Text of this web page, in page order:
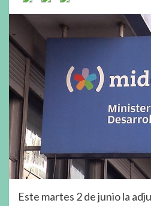
Este martes 2 de junio la